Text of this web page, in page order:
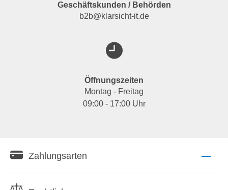
Geschäftskunden / Behörden
b2b@klarsicht-it.de
Öffnungszeiten
Montag - Freitag
09:00 - 17:00 Uhr
Zahlungsarten